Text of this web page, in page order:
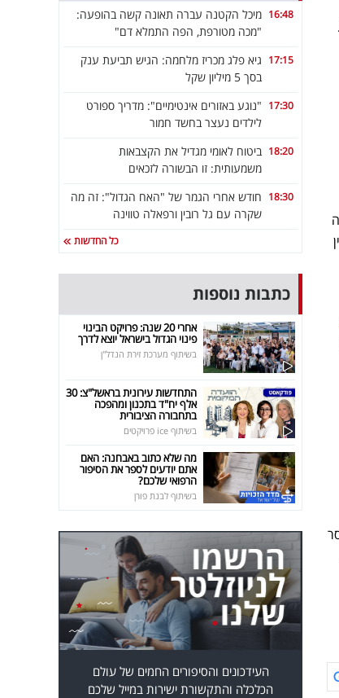
חסר
16:48 מיכל הקטנה עברה תאונה קשה בהופעה:
"מכה מטורפת, הפה התמלא דם"
17:15 גיא פלג מכריז מלחמה: הגיש תביעת ענק
בסך 5 מיליון שקל
17:30 "נוגע באזורים אינטימיים": מדריך ספורט
לילדים נעצר בחשד חמור
18:20 ביטוח לאומי מגדיל את הקצבאות
משמעותית: זו הבשורה לזכאים
18:30 חודש אחרי הגמר של "האח הגדול": זה מה
שקרה עם גל רובין ורפאלה טווינה
כל החדשות
כתבות נוספות
אחרי 20 שנה: פרויקט הבינוי
פינוי הגדול בישראל יוצא לדרך
בשיתוף מערכת זירת הנדל"ן
התחדשות עירונית בראשל"צ: 30
אלף יח"ד בתכנון ומהפכה
בתחבורה הציבורית
בשיתוף ice פרויקטים
מה שלא כתוב באבחנה: האם
אתם יודעים לספר את הסיפור
הרפואי שלכם?
בשיתוף לבנת פורן
העידכונים והסיפורים החמים של עולם
הכלכלה והתקשורת ישירות במייל שלכם